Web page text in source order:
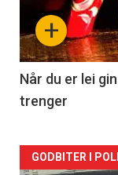
nå
-
2
+
Når du er lei
trenger
Forsiden
GODBITER I